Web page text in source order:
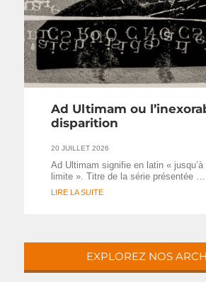
Ad Ultimam ou
disparition
20 JUILLET 2026
Ad Ultimam signifie en latin « jusqu’à
limite ». Titre de la série présentée …
LIRE LA SUITE
EXPLOREZ NOS